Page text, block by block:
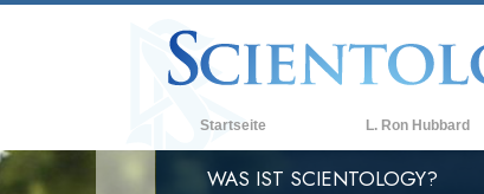
Startseite L. Ron Hubbard
WAS IST SCIENTOLOGY?